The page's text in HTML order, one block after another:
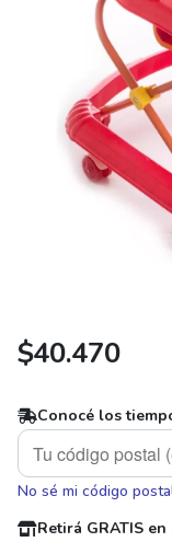
$40.470
Conocé los
No sé mi código
Retirá GRATIS